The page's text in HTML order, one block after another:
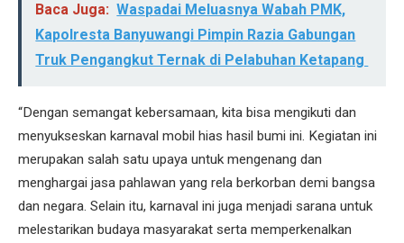
Baca Juga: Waspadai Meluasnya Wabah PMK,
Kapolresta Banyuwangi Pimpin Razia Gabungan
Truk Pengangkut Ternak di Pelabuhan Ketapang
“Dengan semangat kebersamaan, kita bisa mengikuti dan
menyukseskan karnaval mobil hias hasil bumi ini. Kegiatan ini
merupakan salah satu upaya untuk mengenang dan
menghargai jasa pahlawan yang rela berkorban demi bangsa
dan negara. Selain itu, karnaval ini juga menjadi sarana untuk
melestarikan budaya masyarakat serta memperkenalkan